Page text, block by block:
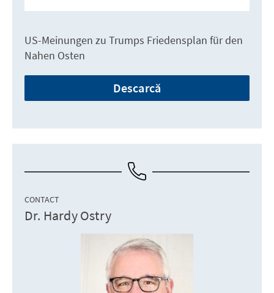
US-Meinungen zu Trumps Friedensplan für den
Nahen Osten
Descarcă
CONTACT
Dr. Hardy Ostry